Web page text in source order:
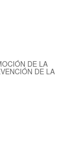
DE LA
DE LA